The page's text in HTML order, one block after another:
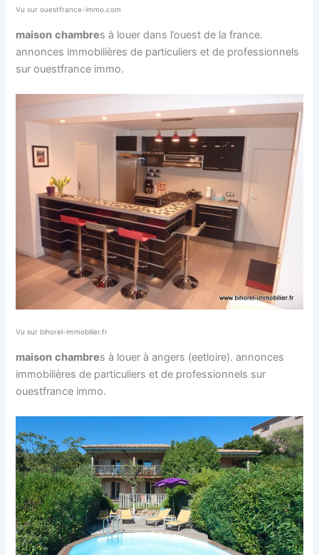
Vu sur ouestfrance-immo.com
maison chambres à louer dans l’ouest de la france.
annonces immobilières de particuliers et de professionnels
sur ouestfrance immo.
Vu sur bihorel-immobilier.fr
maison chambres à louer à angers (eetloire). annonces
immobilières de particuliers et de professionnels sur
ouestfrance immo.